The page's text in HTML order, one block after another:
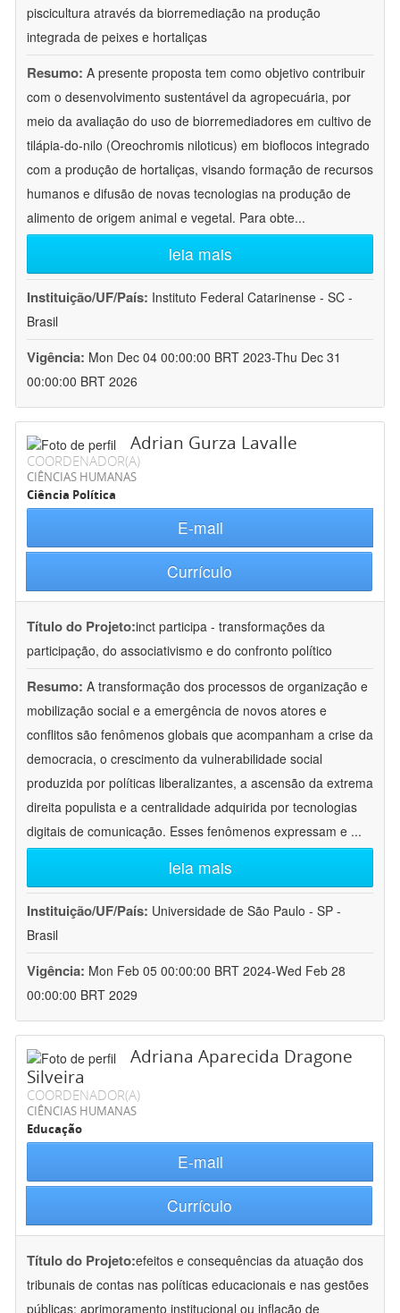
piscicultura através da biorremediação na produção
integrada de peixes e hortaliças
Resumo: A presente proposta tem como objetivo contribuir
com o desenvolvimento sustentável da agropecuária, por
meio da avaliação do uso de biorremediadores em cultivo de
tilápia-do-nilo (Oreochromis niloticus) em bioflocos integrado
com a produção de hortaliças, visando formação de recursos
humanos e difusão de novas tecnologias na produção de
alimento de origem animal e vegetal. Para obte...
leia mais
Instituição/UF/País: Instituto Federal Catarinense - SC -
Brasil
Vigência: Mon Dec 04 00:00:00 BRT 2023-Thu Dec 31
00:00:00 BRT 2026
Adrian Gurza Lavalle
COORDENADOR(A)
CIÊNCIAS HUMANAS
Ciência Política
E-mail
Currículo
Título do Projeto:inct participa - transformações da
participação, do associativismo e do confronto político
Resumo: A transformação dos processos de organização e
mobilização social e a emergência de novos atores e
conflitos são fenômenos globais que acompanham a crise da
democracia, o crescimento da vulnerabilidade social
produzida por políticas liberalizantes, a ascensão da extrema
direita populista e a centralidade adquirida por tecnologias
digitais de comunicação. Esses fenômenos expressam e ...
leia mais
Instituição/UF/País: Universidade de São Paulo - SP -
Brasil
Vigência: Mon Feb 05 00:00:00 BRT 2024-Wed Feb 28
00:00:00 BRT 2029
Adriana Aparecida Dragone
Silveira
COORDENADOR(A)
CIÊNCIAS HUMANAS
Educação
E-mail
Currículo
Título do Projeto:efeitos e consequências da atuação dos
tribunais de contas nas políticas educacionais e nas gestões
públicas: aprimoramento institucional ou inflação de